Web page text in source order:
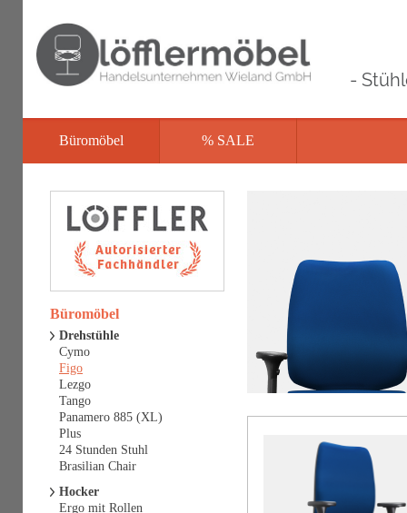
-
Büromöbel % SALE
Büromöbel
Drehstühle
Cymo
Figo
Lezgo
Tango
Panamero 885 (XL)
Plus
24 Stunden Stuhl
Brasilian Chair
Hocker
Ergo mit Rollen